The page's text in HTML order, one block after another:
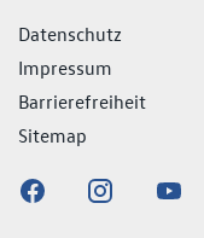
Datenschutz
Impressum
Barrierefreiheit
Sitemap